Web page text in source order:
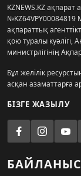
KZNEWS.KZ ақпарат
№KZ64VPY00084819
ақпараттық
қою туралы
министрлігінің
Бұл желілік
асқан азаматтарға
БІЗГЕ ЖАЗЫЛУ
БАЙЛАНЫС